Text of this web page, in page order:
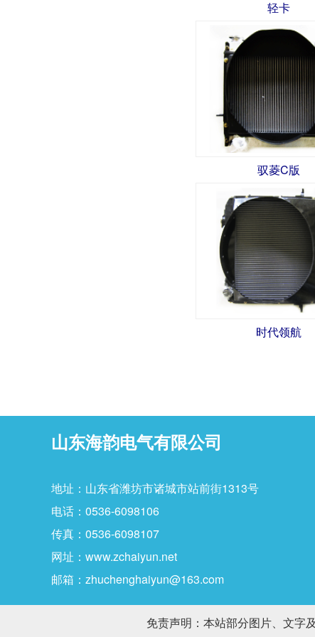
轻卡
驭菱C版
时代领航
山东海韵电气有限公司
地址：山东省潍坊市诸城市站前街1313号
电话：0536-6098106
传真：0536-6098107
网址：www.zchaiyun.net
邮箱：zhuchenghaiyun@163.com
免责声明：本站部分图片、文字